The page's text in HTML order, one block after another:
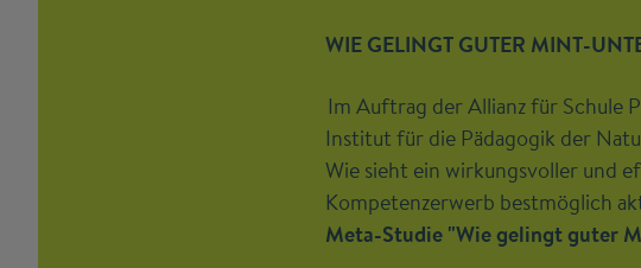
WIE GELINGT GUTER MINT-
Im Auftrag der Allianz für Schule
Institut für die Pädagogik der
Wie sieht ein wirkungsvoller und
Kompetenzerwerb bestmöglich
Meta-Studie "Wie gelingt guter